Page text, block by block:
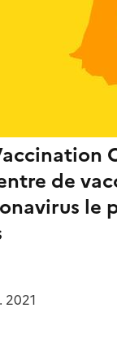
de
le
2021